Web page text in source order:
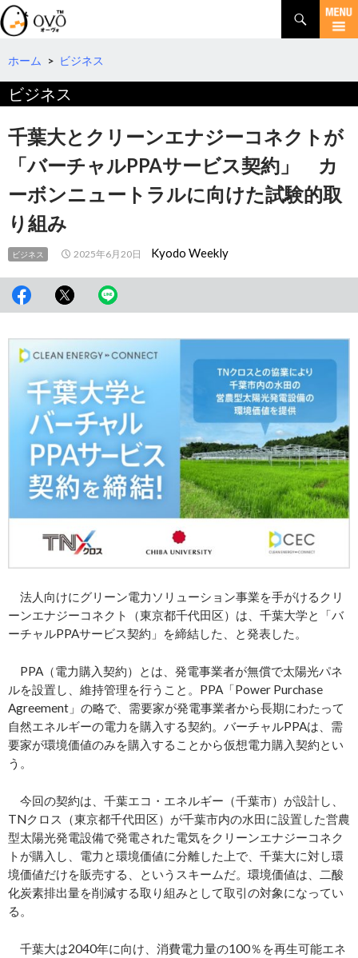
検
索
コ
テ
へ
移
ホーム > ビジネス
ビジネス
千葉大とクリーンエナジーコネクトが
「バーチャルPPAサービス契約」 カ
ーボンニュートラルに向けた試験的取
り組み
ビジネス 2025年6月20日 Kyodo Weekly
法人向けにグリーン電力ソリューション事業を手がけるクリ
ーンエナジーコネクト（東京都千代田区）は、千葉大学と「バ
ーチャルPPAサービス契約」を締結した、と発表した。
PPA（電力購入契約）とは、発電事業者が無償で太陽光パネ
ルを設置し、維持管理を行うこと。PPA「Power Purchase
Agreement」の略で、需要家が発電事業者から長期にわたって
自然エネルギーの電力を購入する契約。バーチャルPPAは、需
要家が環境価値のみを購入することから仮想電力購入契約とい
う。
今回の契約は、千葉エコ・エネルギー（千葉市）が設計し、
TNクロス（東京都千代田区）が千葉市内の水田に設置した営農
型太陽光発電設備で発電された電気をクリーンエナジーコネク
トが購入し、電力と環境価値に分離した上で、千葉大に対し環
境価値だけを販売する、というスキームだ。環境価値は、二酸
化炭素排出量を削減する取り組みとして取引の対象になってい
る。
千葉大は2040年に向け、消費電力量の100％を再生可能エネ